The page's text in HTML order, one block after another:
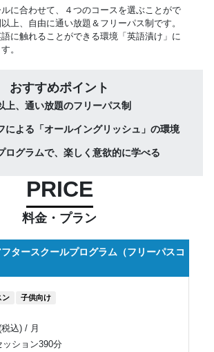
に合わせて、４つのコースを選ぶことがで
上、自由に通い放題＆フリーパス制です。
に触れることができる環境「英語漬け」に
。
おすすめポイント
上、通い放題のフリーパス制
による「オールイングリッシュ」の環境
ログラムで、楽しく意欲的に学べる
PRICE
料金・プラン
タースクールプログラム（フリーパスコ
ン 子供向け
税込) / 月
ション390分